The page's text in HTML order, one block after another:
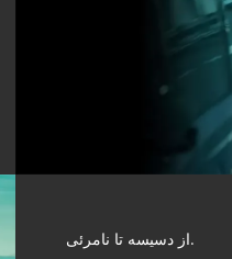
از دسیسه تا نامرئی.